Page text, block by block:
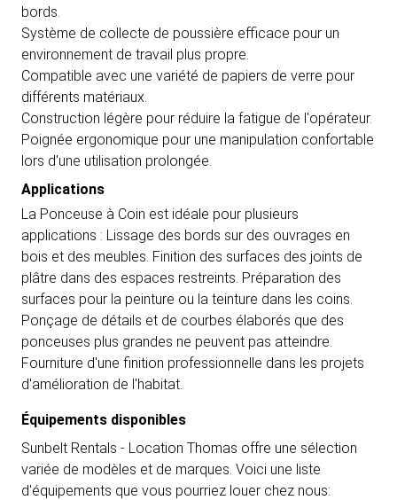
bords.
Système de collecte de poussière efficace pour un
environnement de travail plus propre.
Compatible avec une variété de papiers de verre pour
différents matériaux.
Construction légère pour réduire la fatigue de l'opérateur.
Poignée ergonomique pour une manipulation confortable
lors d'une utilisation prolongée.
Applications
La Ponceuse à Coin est idéale pour plusieurs
applications : Lissage des bords sur des ouvrages en
bois et des meubles. Finition des surfaces des joints de
plâtre dans des espaces restreints. Préparation des
surfaces pour la peinture ou la teinture dans les coins.
Ponçage de détails et de courbes élaborés que des
ponceuses plus grandes ne peuvent pas atteindre.
Fourniture d'une finition professionnelle dans les projets
d'amélioration de l'habitat.
Équipements disponibles
Sunbelt Rentals - Location Thomas offre une sélection
variée de modèles et de marques. Voici une liste
d'équipements que vous pourriez louer chez nous: